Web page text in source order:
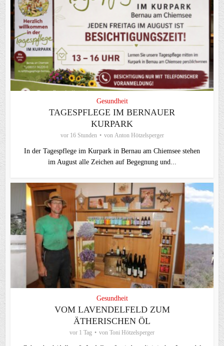
Gesundheit
TAGESPFLEGE IM BERNAUER
KURPARK
vor 16 Stunden von Anton Hötzelsperger
In der Tagespflege im Kurpark in Bernau am Chiemsee stehen
im August alle Zeichen auf Begegnung und...
Gesundheit
VOM LAVENDELFELD ZUM
ÄTHERISCHEN ÖL
vor 1 Tag von Toni Hötzelsperger